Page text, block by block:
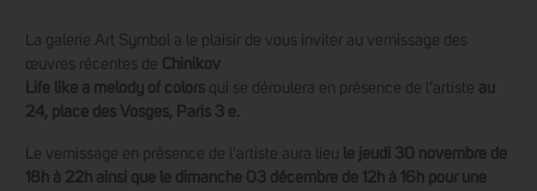
La galerie Art Symbol a le plaisir de vous inviter au vernissage des
œuvres récentes de Chinikov
Life like a melody of colors qui se déroulera en présence de l’artiste au
24, place des Vosges, Paris 3 e.
Le vernissage en présence de l'artiste aura lieu
le jeudi 30 novembre de
18h à 22h ainsi que le dimanche 03 décembre de 12h à 16h pour une